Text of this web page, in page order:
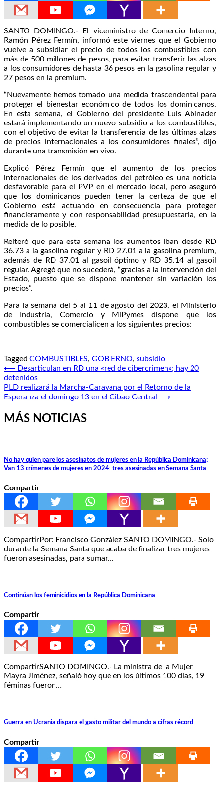
SANTO DOMINGO.- El viceministro de Comercio Interno,
Ramón Pérez Fermín, informó este viernes que el Gobierno
vuelve a subsidiar el precio de todos los combustibles con
más de 500 millones de pesos, para evitar transferir las alzas
a los consumidores de hasta 36 pesos en la gasolina regular y
27 pesos en la premium.
“Nuevamente hemos tomado una medida trascendental para
proteger el bienestar económico de todos los dominicanos.
En esta semana, el Gobierno del presidente Luis Abinader
estará implementando un nuevo subsidio a los combustibles,
con el objetivo de evitar la transferencia de las últimas alzas
de precios internacionales a los consumidores finales”, dijo
durante una transmisión en vivo.
Explicó Pérez Fermín que el aumento de los precios
internacionales de los derivados del petróleo es una noticia
desfavorable para el PVP en el mercado local, pero aseguró
que los dominicanos pueden tener la certeza de que el
Gobierno está actuando en consecuencia para proteger
financieramente y con responsabilidad presupuestaria, en la
medida de lo posible.
Reiteró que para esta semana los aumentos iban desde RD
36.73 a la gasolina regular y RD 27.01 a la gasolina premium,
además de RD 37.01 al gasoil óptimo y RD 35.14 al gasoil
regular. Agregó que no sucederá, “gracias a la intervención del
Estado, puesto que se dispone mantener sin variación los
precios”.
Para la semana del 5 al 11 de agosto del 2023, el Ministerio
de Industria, Comercio y MiPymes dispone que los
combustibles se comercialicen a los siguientes precios:
Tagged COMBUSTIBLES, GOBIERNO, subsidio
Navegación
de
entradas
⟵ Desarticulan en RD una «red de cibercrimen»; hay 20
detenidos
PLD realizará la Marcha-Caravana por el Retorno de la
Esperanza el domingo 13 en el Cibao Central
⟶
MÁS NOTICIAS
No hay quien pare los asesinatos de mujeres en la República Dominicana;
Van 13 crímenes de mujeres en 2024; tres asesinadas en Semana Santa
Compartir
CompartirPor: Francisco González SANTO DOMINGO.- Solo
durante la Semana Santa que acaba de finalizar tres mujeres
fueron asesinadas, para sumar…
Continúan los feminicidios en la República Dominicana
Compartir
CompartirSANTO DOMINGO.- La ministra de la Mujer,
Mayra Jiménez, señaló hoy que en los últimos 100 días, 19
féminas fueron…
Guerra en Ucrania dispara el gasto militar del mundo a cifras récord
Compartir